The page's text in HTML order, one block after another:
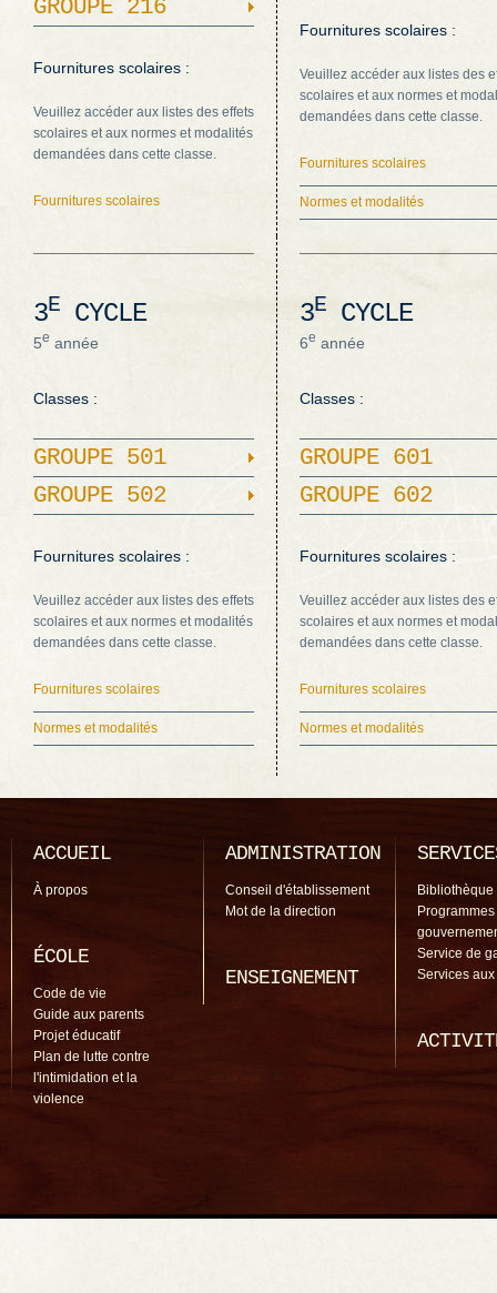
GROUPE 216
Fournitures scolaires :
Veuillez accéder aux listes des effets
scolaires et aux normes et modalités
demandées dans cette classe.
Fournitures scolaires
Fournitures scolaires :
Veuillez accéder aux listes des
scolaires et aux normes et
demandées dans cette classe.
Fournitures scolaires
Normes et modalités
3E CYCLE
5e année
Classes :
GROUPE 501
GROUPE 502
Fournitures scolaires :
Veuillez accéder aux listes des effets
scolaires et aux normes et modalités
demandées dans cette classe.
Fournitures scolaires
Normes et modalités
3E CYCLE
6e année
Classes :
GROUPE 601
GROUPE 602
Fournitures scolaires :
Veuillez accéder aux listes des
scolaires et aux normes et
demandées dans cette classe.
Fournitures scolaires
Normes et modalités
ACCUEIL
À propos
ÉCOLE
Code de vie
Guide aux parents
Projet éducatif
Plan de lutte contre
l'intimidation et la
violence
ADMINISTRATION
Conseil d'établissement
Mot de la direction
ENSEIGNEMENT
Bibliothèque
Programmes
Service de
Services